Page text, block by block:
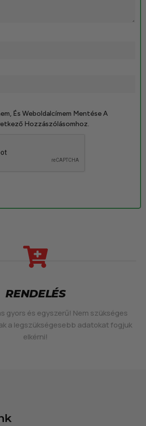
És Weboldalcímem Mentése A
Hozzászólásomhoz.
RENDELÉS
gyors és egyszerű! Nem szükséges
a legszükségesebb adatokat fogjuk
elkérni!